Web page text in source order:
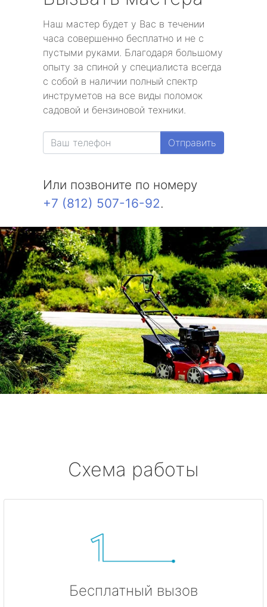
Наш мастер будет у Вас в течении
часа совершенно бесплатно и не с
пустыми руками. Благодаря большому
опыту за спиной у специалиста всегда
с собой в наличии полный спектр
инструметов на все виды поломок
садовой и бензиновой техники.
Отправить
Или позвоните по номеру
+7 (812) 507-16-92.
Схема работы
Бесплатный вызов